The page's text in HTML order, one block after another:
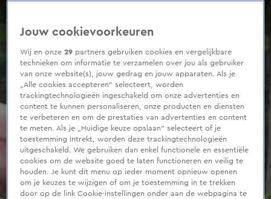
Aflevering 127, Seizoen 2026
of
seconds
Jouw cookievoorkeuren
Wij en onze29 partners gebruiken cookies en vergelijkbare
technieken om informatie te verzamelen over jou als gebruiker
van onze website(s), jouw gedrag en jouw apparaten. Als je
„Alle cookies accepteren” selecteert, worden
trackingtechnologieën ingeschakeld om onze advertenties en
content te kunnen personaliseren, onze producten en diensten
te verbeteren en om de prestaties van advertenties en content
te meten. Als je „Huidige keuze opslaan” selecteert of je
toestemming intrekt, worden deze trackingtechnologieën
uitgeschakeld. We gebruiken dan enkel functionele en essentiële
cookies om de website goed te laten functioneren en veilig te
houden. Je kunt dit menu op ieder moment opnieuw openen
om je keuzes te wijzigen of om je toestemming in te trekken
door op de link Cookie-instellingen onder aan de webpagina te